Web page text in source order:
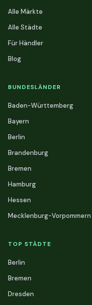
Alle Märkte
Alle Städte
Für Händler
Blog
BUNDESLÄNDER
Baden-Württemberg
Bayern
Berlin
Brandenburg
Bremen
Hamburg
Hessen
Mecklenburg-Vorpommern
TOP STÄDTE
Berlin
Bremen
Dresden